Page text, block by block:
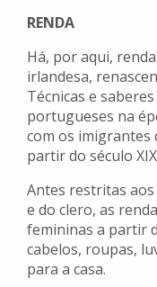
RENDA
Há, por aqui,
irlandesa,
Técnicas e
portugueses na
com os imigrantes
partir do século
Antes restritas
e do clero, as
femininas a partir
cabelos, roupas,
para a casa.